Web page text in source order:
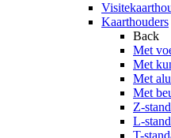
Kaarthouders
Back
Met
Met
Met
Met
Z-
L-
T-